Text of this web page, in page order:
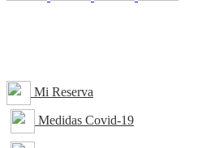
Mi Reserva
Medidas Covid-19